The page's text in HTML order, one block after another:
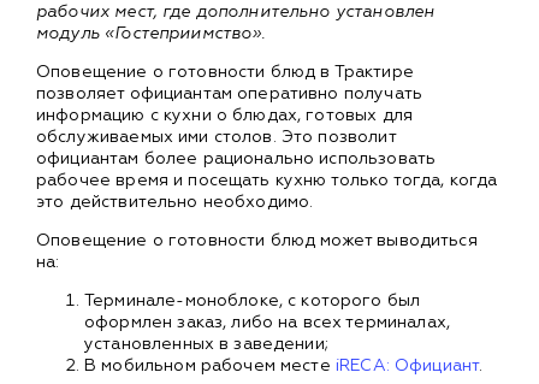
рабочих мест, где дополнительно установлен
модуль «Гостеприимство».
Оповещение о готовности блюд в Трактире
позволяет официантам оперативно получать
информацию с кухни о блюдах, готовых для
обслуживаемых ими столов. Это позволит
официантам более рационально использовать
рабочее время и посещать кухню только тогда, когда
это действительно необходимо.
Оповещение о готовности блюд может выводиться
на:
Терминале-моноблоке, с которого был
оформлен заказ, либо на всех терминалах,
установленных в заведении;
В мобильном рабочем месте iRECA: Официант.